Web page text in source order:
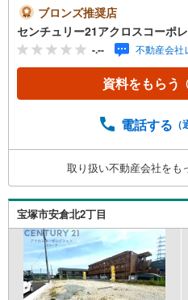
の建築条件無し土地（お
建築出来ます）※別途下
リー21アクロスグループ
ュリー21グループで28年
区仲介実績） 西宮・尼
阪神間での購入や売却
ざいますが、お車での
域密着の当店では2000万
中古マンションを始め多
o！不動産に掲載しきれ
ームページへは「C21ア
ブロンズ推奨店
センチュリー21アクロスコーポ
-.-- 不動産会社
資料をもらう
電話する
取り扱い不動産会社をも
宝塚市安倉北2丁目